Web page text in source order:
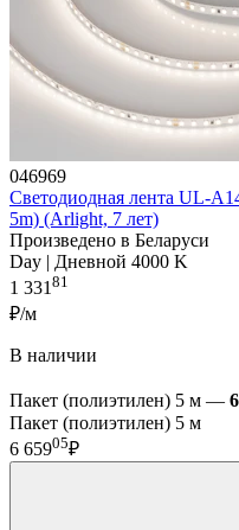
046969
Светодиодная лента UL-
5m) (Arlight, 7 лет)
Произведено в Беларуси
Day | Дневной 4000 K
1 33181
₽/м
В наличии
Пакет (полиэтилен) 5 м —
Пакет (полиэтилен) 5 м
6 65905₽